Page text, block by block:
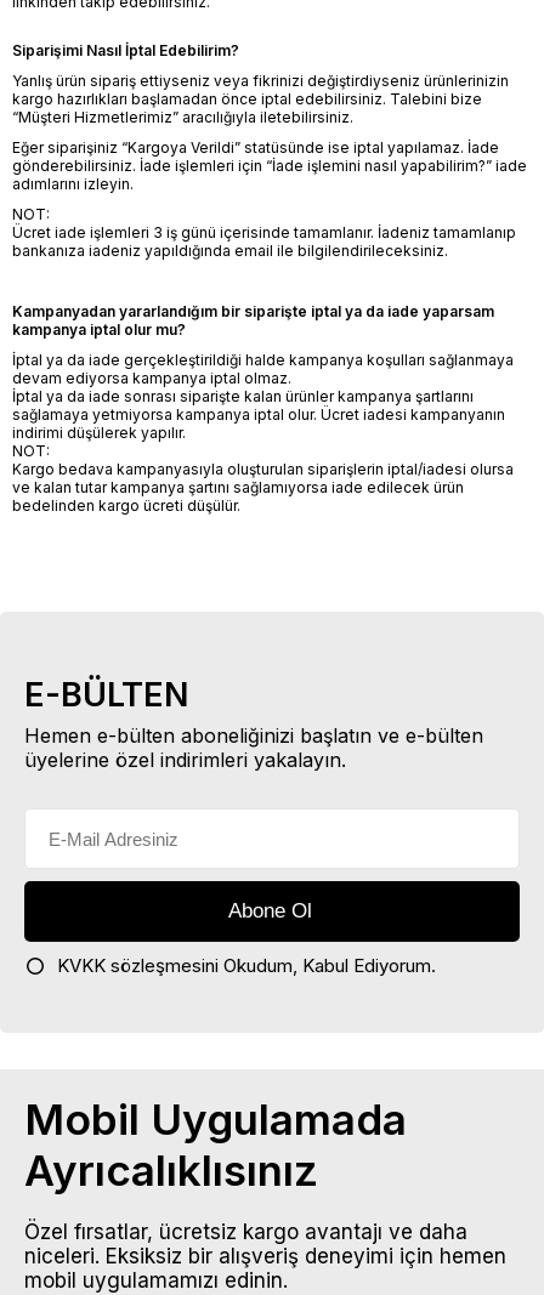
Siparişimi Nasıl İptal Edebilirim?
Yanlış ürün sipariş ettiyseniz veya fikrinizi değiştirdiyseniz ürünlerinizin
kargo hazırlıkları başlamadan önce iptal edebilirsiniz. Talebini bize
“Müşteri Hizmetlerimiz” aracılığıyla iletebilirsiniz.
Eğer siparişiniz “Kargoya Verildi” statüsünde ise iptal yapılamaz. İade
gönderebilirsiniz. İade işlemleri için “İade işlemini nasıl yapabilirim?” iade
adımlarını izleyin.
NOT:
Ücret iade işlemleri 3 iş günü içerisinde tamamlanır. İadeniz tamamlanıp
bankanıza iadeniz yapıldığında email ile bilgilendirileceksiniz.
Kampanyadan yararlandığım bir siparişte iptal ya da iade yaparsam
kampanya iptal olur mu?
İptal ya da iade gerçekleştirildiği halde kampanya koşulları sağlanmaya
devam ediyorsa kampanya iptal olmaz.
İptal ya da iade sonrası siparişte kalan ürünler kampanya şartlarını
sağlamaya yetmiyorsa kampanya iptal olur. Ücret iadesi kampanyanın
indirimi düşülerek yapılır.
NOT:
Kargo bedava kampanyasıyla oluşturulan siparişlerin iptal/iadesi olursa
ve kalan tutar kampanya şartını sağlamıyorsa iade edilecek ürün
bedelinden kargo ücreti düşülür.
E-BÜLTEN
Hemen e-bülten aboneliğinizi başlatın ve e-bülten
üyelerine özel indirimleri yakalayın.
KVKK sözleşmesini Okudum, Kabul Ediyorum.
Mobil Uygulamada
Ayrıcalıklısınız
Özel fırsatlar, ücretsiz kargo avantajı ve daha
niceleri. Eksiksiz bir alışveriş deneyimi için hemen
mobil uygulamamızı edinin.